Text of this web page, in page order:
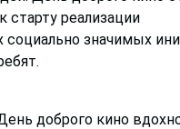
старту реализации
социально значимых
доброго кино